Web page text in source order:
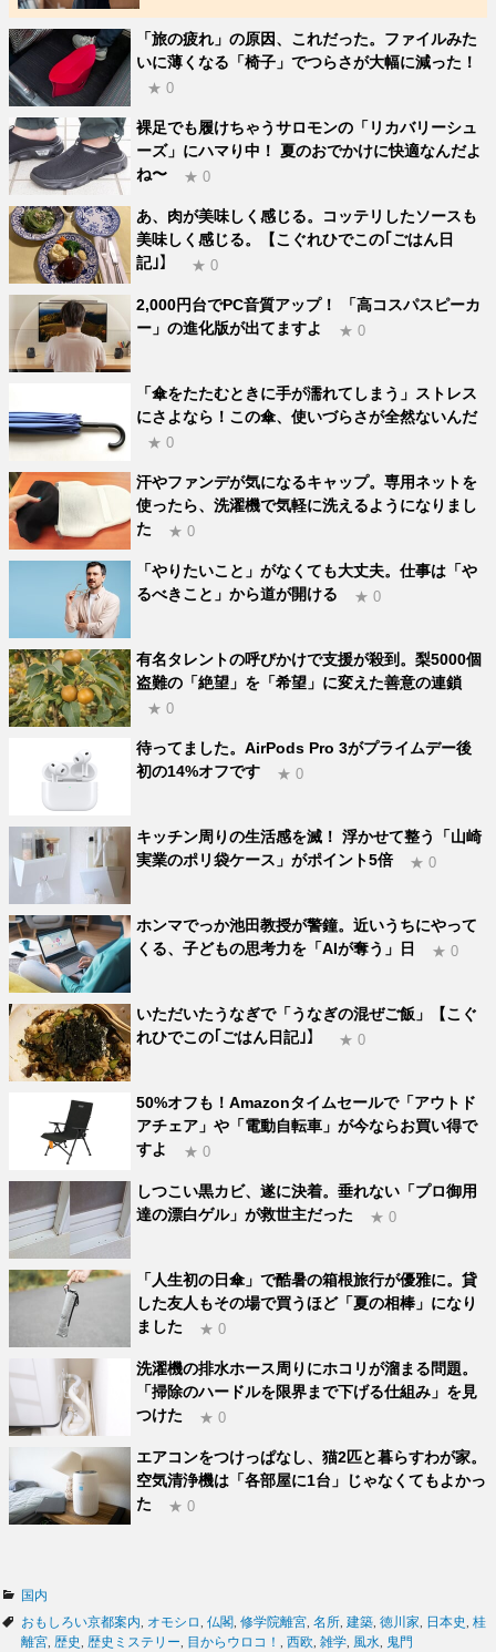
「旅の疲れ」の原因、これだった。ファイルみた
いに薄くなる「椅子」でつらさが大幅に減った！
★ 0
裸足でも履けちゃうサロモンの「リカバリーシュ
ーズ」にハマり中！ 夏のおでかけに快適なんだよ
ね〜
★ 0
あ、肉が美味しく感じる。コッテリしたソースも
美味しく感じる。【こぐれひでこの｢ごはん日
記｣】
★ 0
2,000円台でPC音質アップ！ 「高コスパスピーカ
ー」の進化版が出てますよ
★ 0
「傘をたたむときに手が濡れてしまう」ストレス
にさよなら！この傘、使いづらさが全然ないんだ
★ 0
汗やファンデが気になるキャップ。専用ネットを
使ったら、洗濯機で気軽に洗えるようになりまし
た
★ 0
「やりたいこと」がなくても大丈夫。仕事は「や
るべきこと」から道が開ける
★ 0
有名タレントの呼びかけで支援が殺到。梨5000個
盗難の「絶望」を「希望」に変えた善意の連鎖
★ 0
待ってました。AirPods Pro 3がプライムデー後
初の14%オフです
★ 0
キッチン周りの生活感を滅！ 浮かせて整う「山崎
実業のポリ袋ケース」がポイント5倍
★ 0
ホンマでっか池田教授が警鐘。近いうちにやって
くる、子どもの思考力を「AIが奪う」日
★ 0
いただいたうなぎで「うなぎの混ぜご飯」【こぐ
れひでこの｢ごはん日記｣】
★ 0
50%オフも！Amazonタイムセールで「アウトド
アチェア」や「電動自転車」が今ならお買い得で
すよ
★ 0
しつこい黒カビ、遂に決着。垂れない「プロ御用
達の漂白ゲル」が救世主だった
★ 0
「人生初の日傘」で酷暑の箱根旅行が優雅に。貸
した友人もその場で買うほど「夏の相棒」になり
ました
★ 0
洗濯機の排水ホース周りにホコリが溜まる問題。
「掃除のハードルを限界まで下げる仕組み」を見
つけた
★ 0
エアコンをつけっぱなし、猫2匹と暮らすわが家。
空気清浄機は「各部屋に1台」じゃなくてもよかっ
た
★ 0
カ
テ
ゴ
国内
タ
グ
おもしろい京都案内 オモシロ 仏閣 修学院離宮 名所 建築 徳川家 日本史
桂
離宮 歴史 歴史ミステリー 目からウロコ！ 西欧 雑学 風水 鬼門